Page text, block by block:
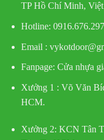
TP Hồ Chí Minh,
Hotline: 0916.676.297
Email :
Fanpage: Cửa nhựa
Xưởng 1 : Võ Văn
HCM.
Xưởng 2: KCN Tân